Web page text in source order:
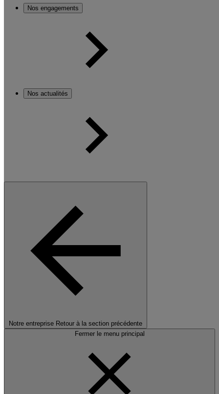
Nos engagements
Nos actualités
Notre entreprise Retour à la section précédente
Fermer le menu principal